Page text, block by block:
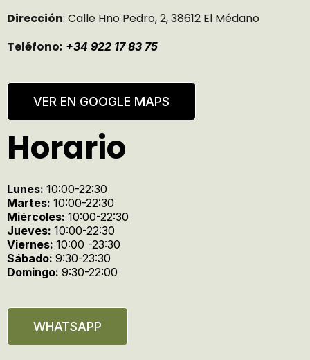
Dirección: Calle Hno Pedro, 2, 38612 El Médano
Teléfono: +34 922 17 83 75
VER EN GOOGLE MAPS
Horario
Lunes: 10:00-22:30
Martes: 10:00-22:30
Miércoles: 10:00-22:30
Jueves: 10:00-22:30
Viernes: 10:00 -23:30
Sábado: 9:30-23:30
Domingo: 9:30-22:00
WHATSAPP